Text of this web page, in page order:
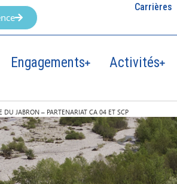
Carrières
Engagements Activités
JABRON – PARTENARIAT CA 04 ET SCP